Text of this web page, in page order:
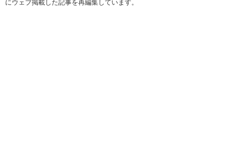
にウェブ掲載した記事を再編集しています。